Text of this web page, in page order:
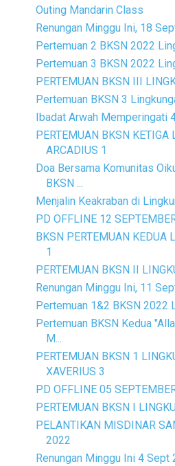
Outing Mandarin Class
Renungan Minggu Ini, 18
Pertemuan 2 BKSN 2022
Pertemuan 3 BKSN 2022
PERTEMUAN BKSN III
Pertemuan BKSN 3
Ibadat Arwah Memperingati
PERTEMUAN BKSN KETIGA
ARCADIUS 1
Doa Bersama Komunitas
BKSN ...
Menjalin Keakraban di
PD OFFLINE 12
BKSN PERTEMUAN KEDUA
1
PERTEMUAN BKSN II
Renungan Minggu Ini, 11
Pertemuan 1&2 BKSN 2022
Pertemuan BKSN Kedua
M...
PERTEMUAN BKSN 1
XAVERIUS 3
PD OFFLINE 05
PERTEMUAN BKSN I
PELANTIKAN MISDINAR
2022
Renungan Minggu Ini 4 Sept